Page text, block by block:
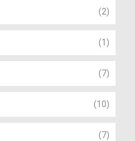
(2)
(1)
(7)
(10)
(7)